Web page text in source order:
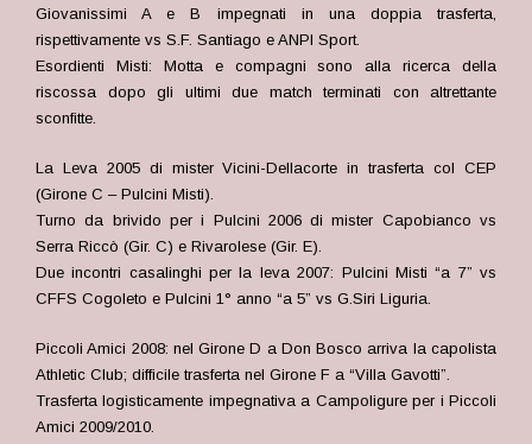
Giovanissimi A e B impegnati in una doppia trasferta,
rispettivamente vs S.F. Santiago e ANPI Sport.
Esordienti Misti: Motta e compagni sono alla ricerca della
riscossa dopo gli ultimi due match terminati con altrettante
sconfitte.
La Leva 2005 di mister Vicini-Dellacorte in trasferta col CEP
(Girone C – Pulcini Misti).
Turno da brivido per i Pulcini 2006 di mister Capobianco vs
Serra Riccò (Gir. C) e Rivarolese (Gir. E).
Due incontri casalinghi per la leva 2007: Pulcini Misti “a 7” vs
CFFS Cogoleto e Pulcini 1° anno “a 5” vs G.Siri Liguria.
Piccoli Amici 2008: nel Girone D a Don Bosco arriva la capolista
Athletic Club; difficile trasferta nel Girone F a “Villa Gavotti”.
Trasferta logisticamente impegnativa a Campoligure per i Piccoli
Amici 2009/2010.